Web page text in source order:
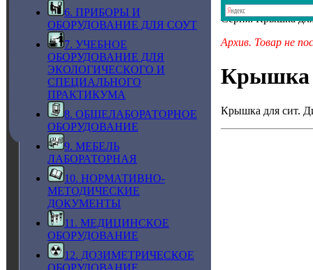
6. ПРИБОРЫ И
ОБОРУДОВАНИЕ ДЛЯ СОУТ
7. УЧЕБНОЕ
ОБОРУДОВАНИЕ ДЛЯ
ЭКОЛОГИЧЕСКОГО И
СПЕЦИАЛЬНОГО
ПРАКТИКУМА
8. ОБЩЕЛАБОРАТОРНОЕ
ОБОРУДОВАНИЕ
9. МЕБЕЛЬ
ЛАБОРАТОРНАЯ
10. НОРМАТИВНО-
МЕТОДИЧЕСКИЕ
ДОКУМЕНТЫ
11. МЕДИЦИНСКОЕ
ОБОРУДОВАНИЕ
12. ДОЗИМЕТРИЧЕСКОЕ
ОБОРУДОВАНИЕ
Серия: Крышка
Архив. Товар не
Крышка
Крышка для сит.